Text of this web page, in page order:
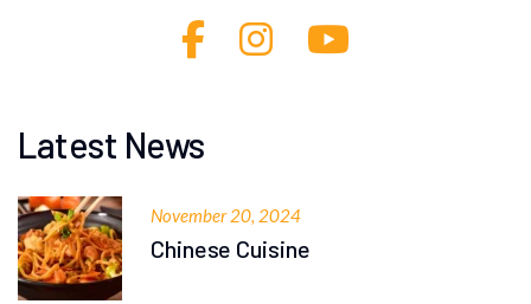
Latest News
November 20, 2024
Chinese Cuisine